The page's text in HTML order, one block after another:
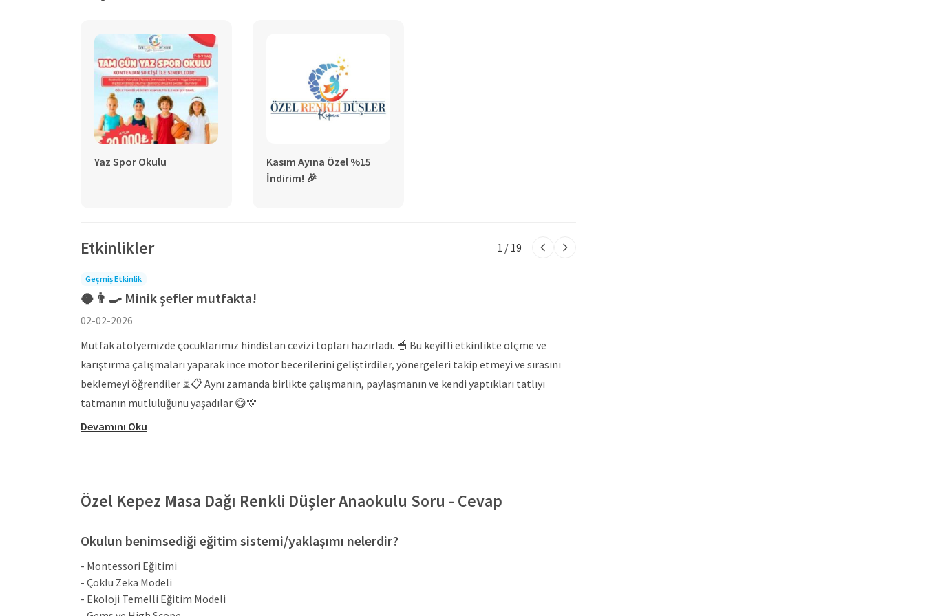
çocuklarımızın fiziksel gelişimi için önemli olan uyku düzenine okulumuz katkı sağlamakta yardımcı
öğretmenler eşliğinde gerekli koşullarda çocuklarımız uyku odalarında uyumaktadır. Sağlıklı, mutlu,
saygılı, öz güvenli, başarılı ve sosyal bireyleri yetiştirmeyi amaçlayan okulumuz, bu doğrultuda nesiller
yetiştirmeye devam etmektedir.
Yaz Spor Okulu
Kasım Ayına Özel %15
İndirim! 🎉
Etkinlikler 1 / 19
Geçmiş Etkinlik
🥥👨‍🍳 Minik şefler mutfakta!
02-02-2026
Mutfak atölyemizde çocuklarımız hindistan cevizi topları hazırladı. 🥣 Bu keyifli etkinlikte ölçme ve
karıştırma çalışmaları yaparak ince motor becerilerini geliştirdiler, yönergeleri takip etmeyi ve sırasını
beklemeyi öğrendiler ⏳📋 Aynı zamanda birlikte çalışmanın, paylaşmanın ve kendi yaptıkları tatlıyı
tatmanın mutluluğunu yaşadılar 😋💛
Devamını Oku
Özel Kepez Masa Dağı Renkli Düşler Anaokulu Soru - Cevap
Okulun benimsediği eğitim sistemi/yaklaşımı nelerdir?
- Montessori Eğitimi
- Çoklu Zeka Modeli
- Ekoloji Temelli Eğitim Modeli